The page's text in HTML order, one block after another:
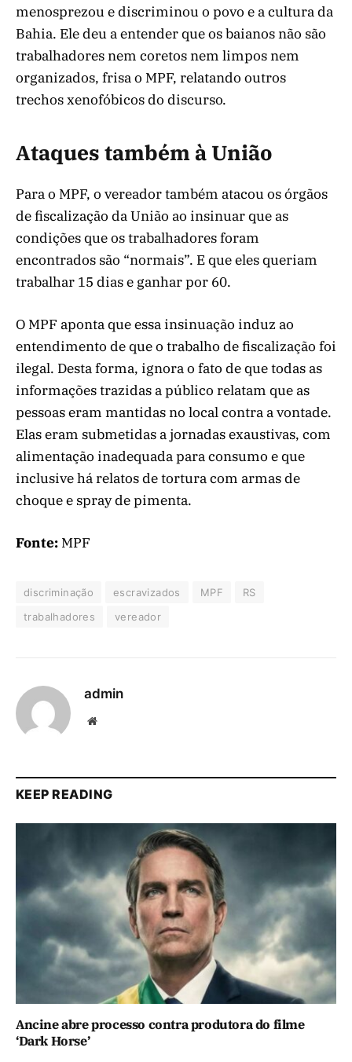
menosprezou e discriminou o povo e a cultura da
Bahia. Ele deu a entender que os baianos não são
trabalhadores nem coretos nem limpos nem
organizados, frisa o MPF, relatando outros
trechos xenofóbicos do discurso.
Ataques também à União
Para o MPF, o vereador também atacou os órgãos
de fiscalização da União ao insinuar que as
condições que os trabalhadores foram
encontrados são “normais”. E que eles queriam
trabalhar 15 dias e ganhar por 60.
O MPF aponta que essa insinuação induz ao
entendimento de que o trabalho de fiscalização foi
ilegal. Desta forma, ignora o fato de que todas as
informações trazidas a público relatam que as
pessoas eram mantidas no local contra a vontade.
Elas eram submetidas a jornadas exaustivas, com
alimentação inadequada para consumo e que
inclusive há relatos de tortura com armas de
choque e spray de pimenta.
Fonte: MPF
discriminação escravizados MPF
RS
trabalhadores
vereador
admin
Website
KEEP READING
Ancine abre processo contra produtora do filme
‘Dark Horse’